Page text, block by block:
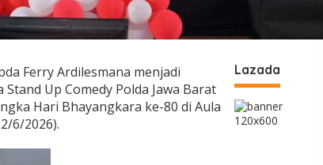
Ferry Ardilesmana menjadi
Up Comedy Polda Jawa Barat
Hari Bhayangkara ke-80 di Aula
6/2026).
Lazada